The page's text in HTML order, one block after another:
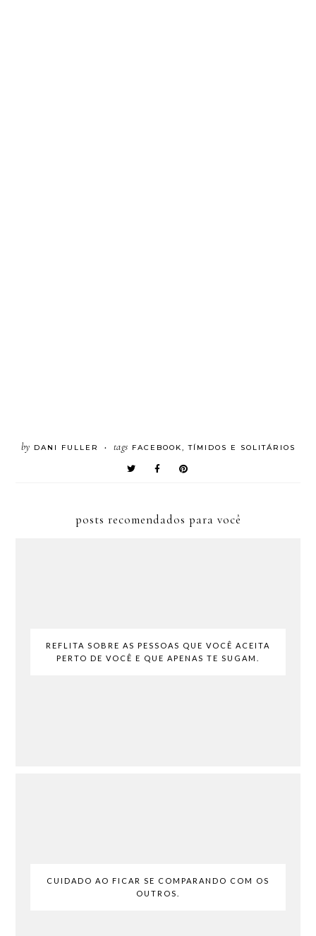
by DANI FULLER • tags FACEBOOK,TÍMIDOS E SOLITÁRIOS
posts recomendados para você
REFLITA SOBRE AS PESSOAS QUE VOCÊ ACEITA
PERTO DE VOCÊ E QUE APENAS TE SUGAM.
CUIDADO AO FICAR SE COMPARANDO COM OS
OUTROS.